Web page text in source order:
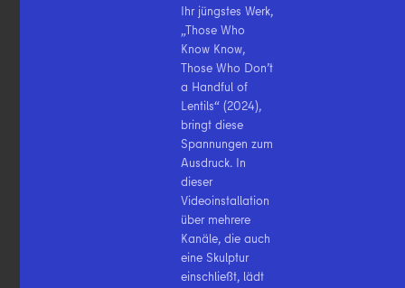
Ihr jüngstes Werk,
„Those Who
Know Know,
Those Who Don’t
a Handful of
Lentils“ (2024),
bringt diese
Spannungen zum
Ausdruck. In
dieser
Videoinstallation
über mehrere
Kanäle, die auch
eine Skulptur
einschließt, lädt